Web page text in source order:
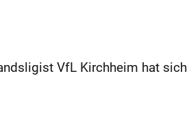
VfL Kirchheim hat